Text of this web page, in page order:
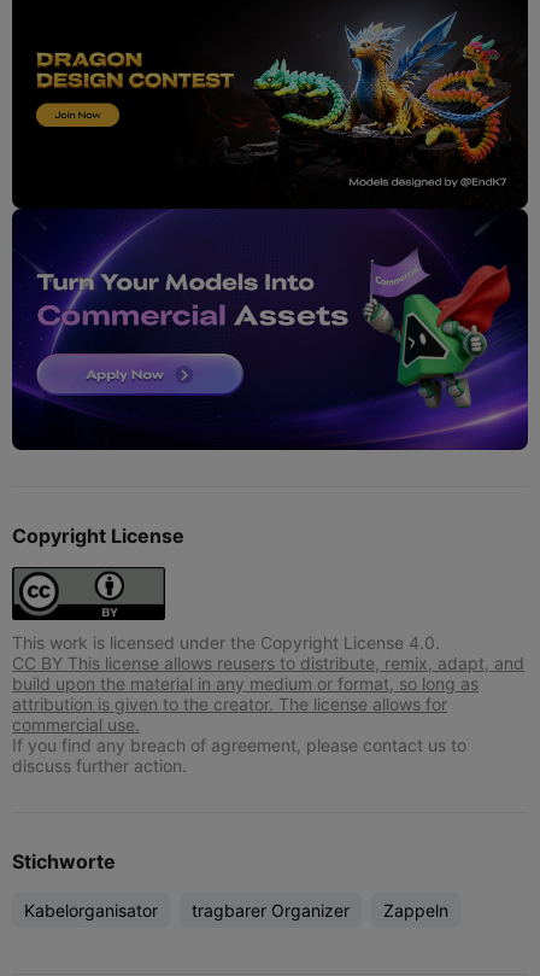
Copyright License
This work is licensed under the Copyright License 4.0.
CC BY This license allows reusers to distribute, remix, adapt, and
build upon the material in any medium or format, so long as
attribution is given to the creator. The license allows for
commercial use.
If you find any breach of agreement, please contact us to
discuss further action.
Stichworte
Kabelorganisator tragbarer Organizer Zappeln